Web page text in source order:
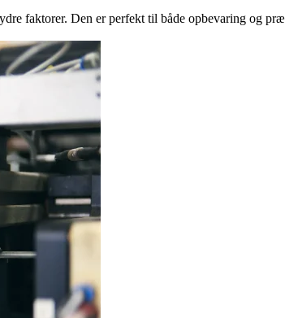
faktorer. Den er perfekt til både opbevaring og